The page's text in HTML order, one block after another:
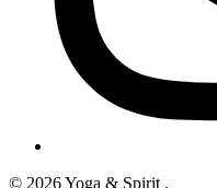
© 2026 Yoga & Spirit .